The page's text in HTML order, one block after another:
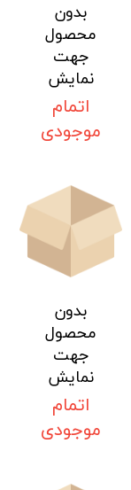
بدون
محصول
جهت
نمایش
اتمام
موجودی
بدون
محصول
جهت
نمایش
اتمام
موجودی